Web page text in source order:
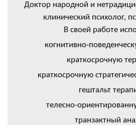
Доктор народной и
клинический психолог,
В своей работе
когнитивно-
краткосрочную
краткосрочную
гештальт
телесно-
транзактный